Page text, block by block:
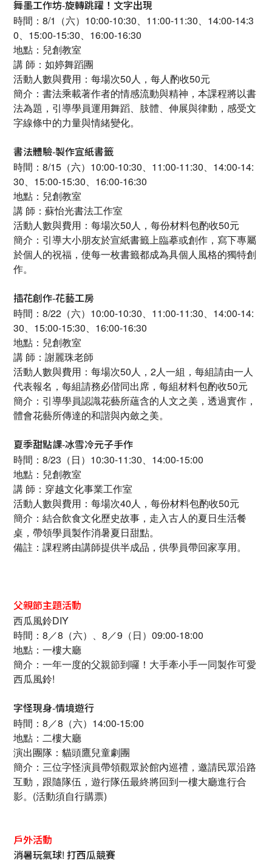
舞墨工作坊-旋轉跳躍！文字出現
時間：8/1（六）10:00-10:30、11:00-11:30、14:00-14:3
0、15:00-15:30、16:00-16:30
地點：兒創教室
講 師：如婷舞蹈團
活動人數與費用：每場次50人，每人酌收50元
簡介：書法乘載著作者的情感流動與精神，本課程將以書
法為題，引導學員運用舞蹈、肢體、伸展與律動，感受文
字線條中的力量與情緒變化。
書法體驗-製作宣紙書籤
時間：8/15（六）10:00-10:30、11:00-11:30、14:00-14:
30、15:00-15:30、16:00-16:30
地點：兒創教室
講 師：蘇怡光書法工作室
活動人數與費用：每場次50人，每份材料包酌收50元
簡介：引導大小朋友於宣紙書籤上臨摹或創作，寫下專屬
於個人的祝福，使每一枚書籤都成為具個人風格的獨特創
作。
插花創作-花藝工房
時間：8/22（六）10:00-10:30、11:00-11:30、14:00-14:
30、15:00-15:30、16:00-16:30
地點：兒創教室
講 師：謝麗珠老師
活動人數與費用：每場次50人，2人一組，每組請由一人
代表報名，每組請務必偕同出席，每組材料包酌收50元
簡介：引導學員認識花藝所蘊含的人文之美，透過實作，
體會花藝所傳達的和諧與內斂之美。
夏季甜點課-冰雪冷元子手作
時間：8/23（日）10:30-11:30、14:00-15:00
地點：兒創教室
講 師：穿越文化事業工作室
活動人數與費用：每場次40人，每份材料包酌收50元
簡介：結合飲食文化歷史故事，走入古人的夏日生活餐
桌，帶領學員製作消暑夏日甜點。
備註：課程將由講師提供半成品，供學員帶回家享用。
父親節主題活動
西瓜風鈴DIY
時間：8／8（六）、8／9（日）09:00-18:00
地點：一樓大廳
簡介：一年一度的父親節到囉！大手牽小手一同製作可愛
西瓜風鈴!
字怪現身-情境遊行
時間：8／8（六）14:00-15:00
地點：二樓大廳
演出團隊：貓頭鷹兒童劇團
簡介：三位字怪演員帶領觀眾於館內巡禮，邀請民眾沿路
互動，跟隨隊伍，遊行隊伍最終將回到一樓大廳進行合
影。(活動須自行購票)
戶外活動
消暑玩氣球! 打西瓜競賽